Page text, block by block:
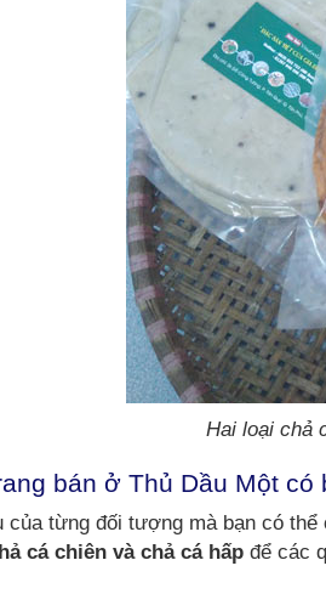
Hai loại chả
bán ở Thủ Dầu Một có
của từng đối tượng mà bạn có thể
cá chiên và chả cá hấp để các